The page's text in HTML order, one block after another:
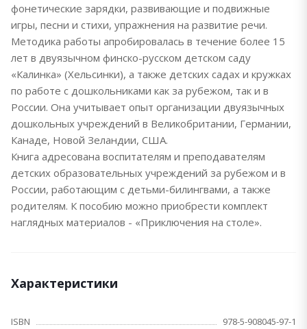
фонетические зарядки, развивающие и подвижные
игры, песни и стихи, упражнения на развитие речи.
Методика работы апробировалась в течение более 15
лет в двуязычном финско-русском детском саду
«Калинка» (Хельсинки), а также детских садах и кружках
по работе с дошкольниками как за рубежом, так и в
России. Она учитывает опыт организации двуязычных
дошкольных учреждений в Великобритании, Германии,
Канаде, Новой Зеландии, США.
Книга адресована воспитателям и преподавателям
детских образовательных учреждений за рубежом и в
России, работающим с детьми-билингвами, а также
родителям. К пособию можно приобрести комплект
наглядных материалов - «Приключения на столе».
Характеристики
ISBN
978-5-908045-97-1